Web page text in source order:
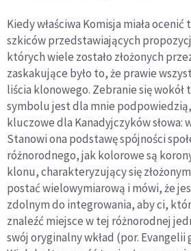
Kiedy właściwa Komisja miała
szkiców przedstawiających
których wiele zostało złożonych
zaskakujące było to, że prawie
liścia klonowego. Zebranie się wokół
symbolu jest dla mnie
kluczowe dla Kanadyjczyków
Stanowi ona podstawę spójności
różnorodnego, jak kolorowe są
klonu, charakteryzujący się
postać wielowymiarową i mówi, że
zdolnym do integrowania, aby ci,
znaleźć miejsce w tej różnorodnej
swój oryginalny wkład (por. Evangelii